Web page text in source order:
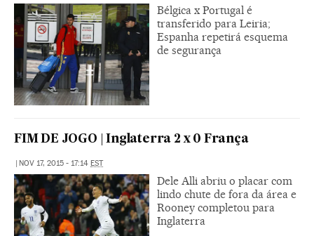
Bélgica x Portugal é
transferido para Leiria;
Espanha repetirá esquema
de segurança
FIM DE JOGO | Inglaterra 2 x 0 França
| NOV 17, 2015 - 17:14 EST
Dele Alli abriu o placar com
lindo chute de fora da área e
Rooney completou para
Inglaterra